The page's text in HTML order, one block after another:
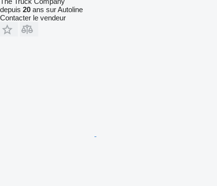
depuis 20 ans sur Autoline
Contacter le vendeur